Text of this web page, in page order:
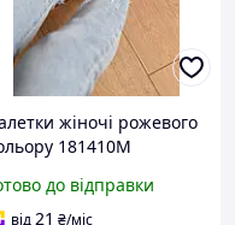
жіночі рожевого
181410M
до відправки
від21 ₴/міс